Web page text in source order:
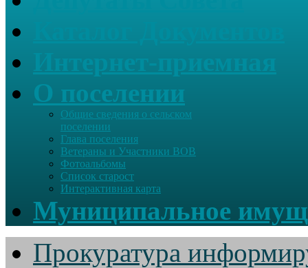
О поселении
Общие сведения о сельском
поселении
Глава поселения
Ветераны и Участники ВОВ
Фотоальбомы
Список старост
Интерактивная карта
Муниципальное
Прокуратура